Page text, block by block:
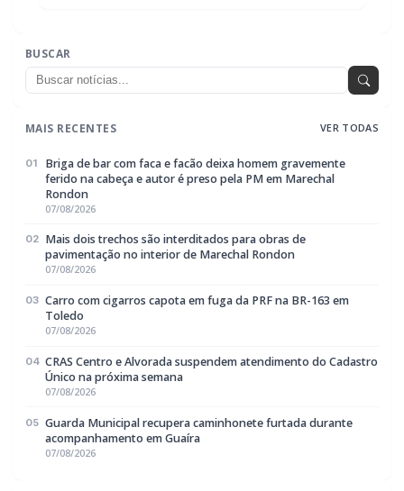
BUSCAR
MAIS RECENTES VER TODAS
01
Briga de bar com faca e facão deixa homem gravemente
ferido na cabeça e autor é preso pela PM em Marechal
Rondon
07/08/2026
02 Mais dois trechos são interditados para obras de
pavimentação no interior de Marechal Rondon
07/08/2026
03 Carro com cigarros capota em fuga da PRF na BR-163 em
Toledo
07/08/2026
04 CRAS Centro e Alvorada suspendem atendimento do Cadastro
Único na próxima semana
07/08/2026
05 Guarda Municipal recupera caminhonete furtada durante
acompanhamento em Guaíra
07/08/2026